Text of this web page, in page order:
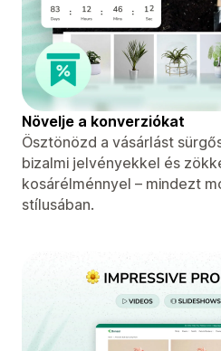
Növelje a konverziókat
Ösztönözd a vásárlást
bizalmi jelvényekkel és
kosárélménnyel – mindezt
stílusában.